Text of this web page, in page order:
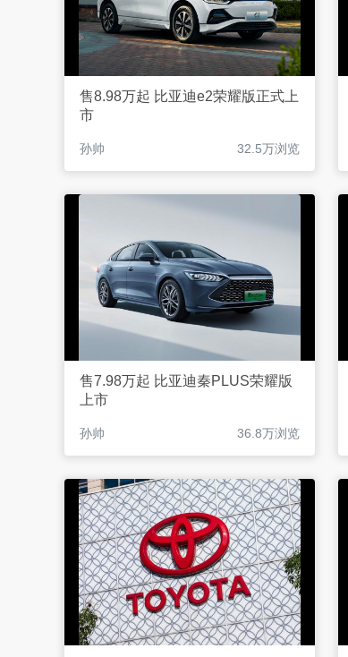
售8.98万起 比亚迪e2荣耀版正式上
市
孙帅 32.5万浏览
售7.98万起 比亚迪秦PLUS荣耀版
上市
孙帅 36.8万浏览